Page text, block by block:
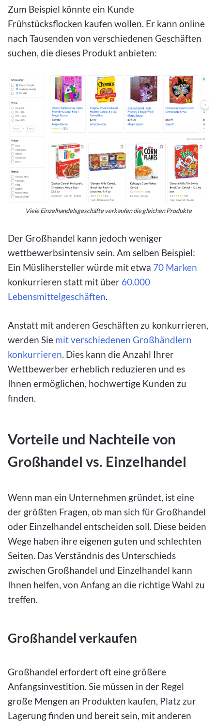
Zum Beispiel könnte ein Kunde
Frühstücksflocken kaufen wollen. Er kann online
nach Tausenden von verschiedenen Geschäften
suchen, die dieses Produkt anbieten:
Viele Einzelhandelsgeschäfte verkaufen die gleichen Produkte
Der Großhandel kann jedoch weniger
wettbewerbsintensiv sein. Am selben Beispiel:
Ein Müslihersteller würde mit etwa 70 Marken
konkurrieren statt mit über 60.000
Lebensmittelgeschäften.
Anstatt mit anderen Geschäften zu konkurrieren,
werden Sie mit verschiedenen Großhändlern
konkurrieren. Dies kann die Anzahl Ihrer
Wettbewerber erheblich reduzieren und es
Ihnen ermöglichen, hochwertige Kunden zu
finden.
Vorteile und Nachteile von
Großhandel vs. Einzelhandel
Wenn man ein Unternehmen gründet, ist eine
der größten Fragen, ob man sich für Großhandel
oder Einzelhandel entscheiden soll. Diese beiden
Wege haben ihre eigenen guten und schlechten
Seiten. Das Verständnis des Unterschieds
zwischen Großhandel und Einzelhandel kann
Ihnen helfen, von Anfang an die richtige Wahl zu
treffen.
Großhandel verkaufen
Großhandel erfordert oft eine größere
Anfangsinvestition. Sie müssen in der Regel
große Mengen an Produkten kaufen, Platz zur
Lagerung finden und bereit sein, mit anderen